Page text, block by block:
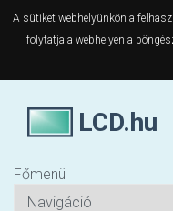
A sütiket webhelyünkön a
folytatja a webhelyen a
LCD.hu
Főmenü